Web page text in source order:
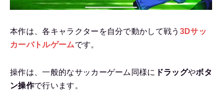
本作は、各キャラクターを自分で動かして戦う 3Dサッ
カーバトルゲームです。
操作は、一般的なサッカーゲーム同様に ドラッグやボタ
ン操作で行います。